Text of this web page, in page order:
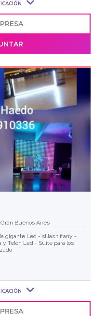
Buenos Aires
gigante Led - sillas tiffany -
y Telón Led - Suite para los